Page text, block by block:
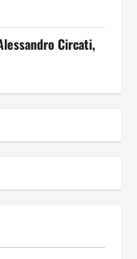
Circati,